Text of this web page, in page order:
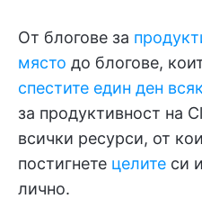
От блогове за
място до блогове,
спестите един ден
за продуктивност на
всички ресурси, от
постигнете целите си
лично.